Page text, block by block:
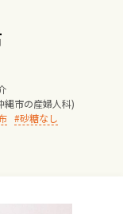
縄市の産婦人科)
砂糖なし